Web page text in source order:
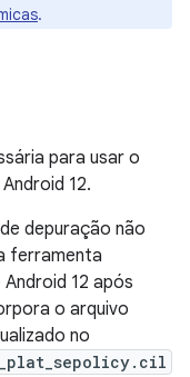
.
para usar o
12.
depuração não
ferramenta
Android 12 após
o arquivo
no